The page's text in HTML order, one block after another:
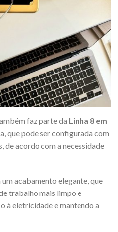
faz parte da Linha 8 em
que pode ser configurada com
de acordo com a necessidade
acabamento elegante, que
trabalho mais limpo e
à eletricidade e mantendo a